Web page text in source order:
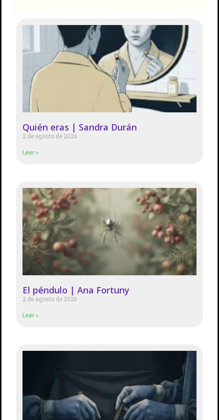
Quién eras | Sandra Durán
2 de agosto de 2026
Leer »
El péndulo | Ana Fortuny
2 de agosto de 2026
Leer »